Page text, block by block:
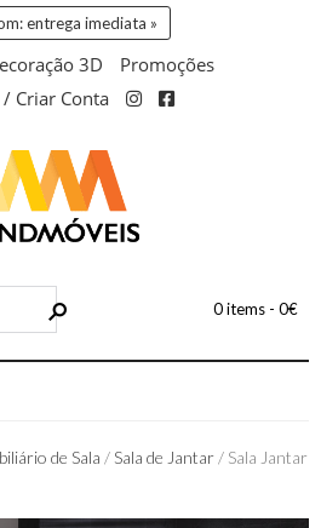
entrega imediata »
3D
Promoções
Criar Conta
0 items - 0€
de Sala / Sala de Jantar/ Sala Jantar